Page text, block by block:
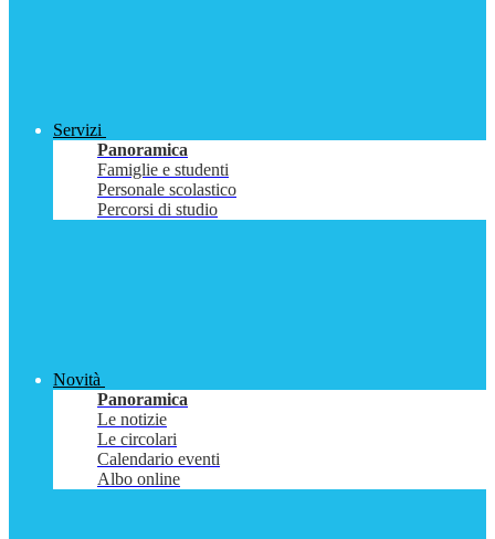
Servizi
Panoramica
Famiglie e studenti
Personale scolastico
Percorsi di studio
Novità
Panoramica
Le notizie
Le circolari
Calendario eventi
Albo online